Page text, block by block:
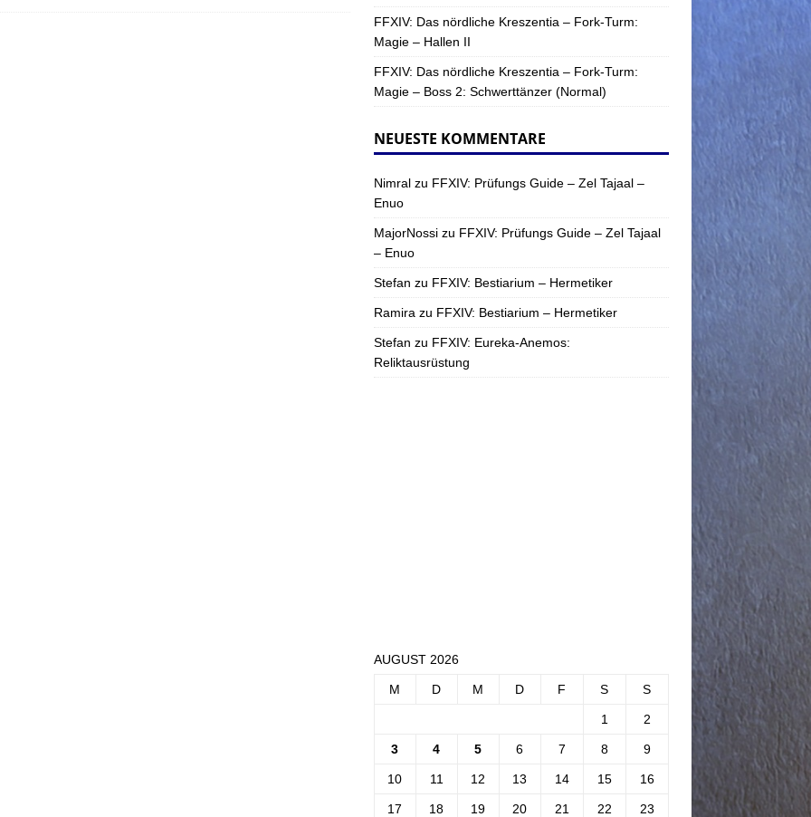
FFXIV: Das nördliche Kreszentia – Fork-Turm:
Magie – Hallen II
FFXIV: Das nördliche Kreszentia – Fork-Turm:
Magie – Boss 2: Schwerttänzer (Normal)
NEUESTE KOMMENTARE
Nimralzu FFXIV: Prüfungs Guide – Zel Tajaal –
Enuo
MajorNossizu FFXIV: Prüfungs Guide – Zel Tajaal
– Enuo
Stefan zu FFXIV: Bestiarium – Hermetiker
Ramira zu FFXIV: Bestiarium – Hermetiker
Stefan zu FFXIV: Eureka-Anemos:
Reliktausrüstung
AUGUST 2026
M D M D F S S
1 2
3 4 5 6 7 8 9
10 11 12 13 14 15 16
17 18 19 20 21 22 23